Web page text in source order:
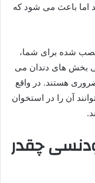
اما باعث می شود که
نصب شده برای شما،
بخش های دندان می
هستند. در واقع
آن را در استخوان
چقدر